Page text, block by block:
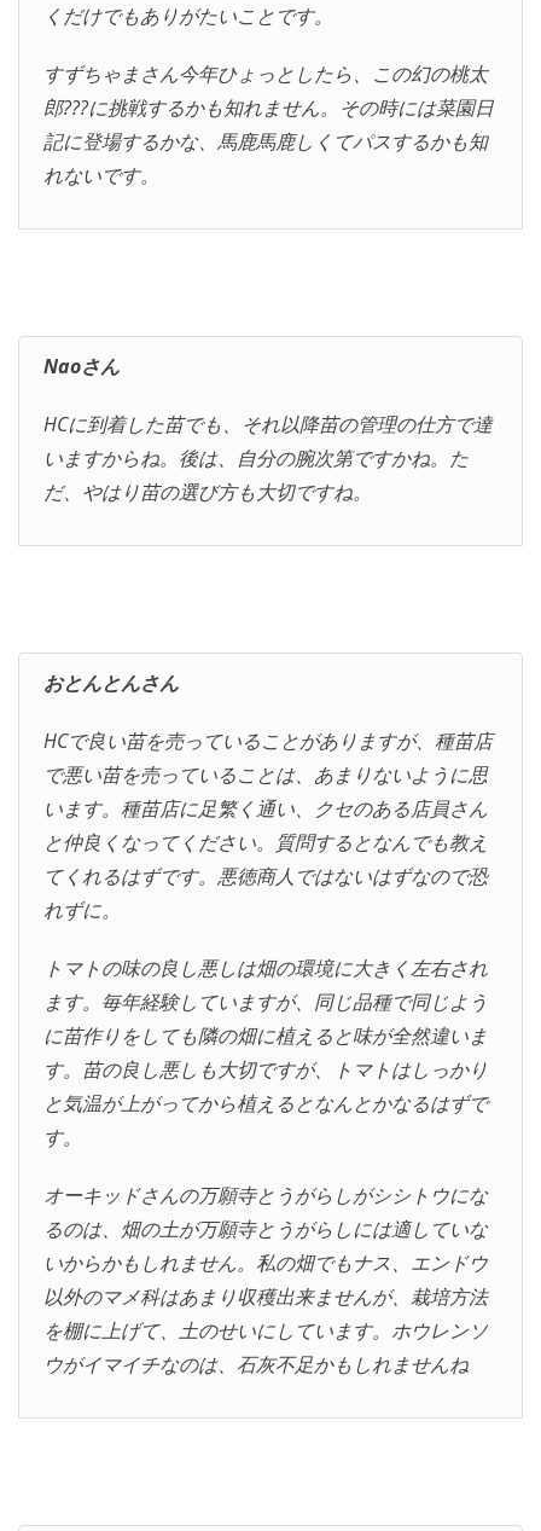
くだけでもありがたいことです。
すずちゃまさん今年ひょっとしたら、この幻の桃太
郎???に挑戦するかも知れません。その時には菜園日
記に登場するかな、馬鹿馬鹿しくてパスするかも知
れないです。
Naoさん
HCに到着した苗でも、それ以降苗の管理の仕方で達
いますからね。後は、自分の腕次第ですかね。た
だ、やはり苗の選び方も大切ですね。
おとんとんさん
HCで良い苗を売っていることがありますが、種苗店
で悪い苗を売っていることは、あまりないように思
います。種苗店に足繁く通い、クセのある店員さん
と仲良くなってください。質問するとなんでも教え
てくれるはずです。悪徳商人ではないはずなので恐
れずに。
トマトの味の良し悪しは畑の環境に大きく左右され
ます。毎年経験していますが、同じ品種で同じよう
に苗作りをしても隣の畑に植えると味が全然違いま
す。苗の良し悪しも大切ですが、トマトはしっかり
と気温が上がってから植えるとなんとかなるはずで
す。
オーキッドさんの万願寺とうがらしがシシトウにな
るのは、畑の土が万願寺とうがらしには適していな
いからかもしれません。私の畑でもナス、エンドウ
以外のマメ科はあまり収穫出来ませんが、栽培方法
を棚に上げて、土のせいにしています。ホウレンソ
ウがイマイチなのは、石灰不足かもしれませんね